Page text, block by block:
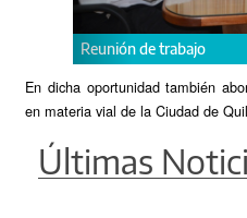
Reunión de trabajo
En dicha oportunidad también
en materia vial de la Ciudad de
Últimas